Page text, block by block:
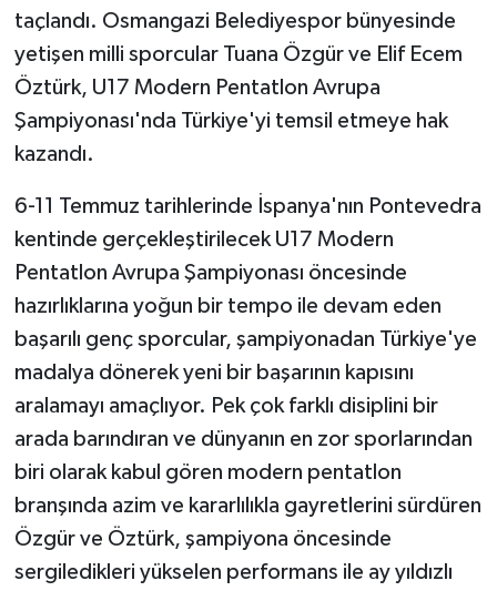
taçlandı. Osmangazi Belediyespor bünyesinde
yetişen milli sporcular Tuana Özgür ve Elif Ecem
Öztürk, U17 Modern Pentatlon Avrupa
Şampiyonası'nda Türkiye'yi temsil etmeye hak
kazandı.
6-11 Temmuz tarihlerinde İspanya'nın Pontevedra
kentinde gerçekleştirilecek U17 Modern
Pentatlon Avrupa Şampiyonası öncesinde
hazırlıklarına yoğun bir tempo ile devam eden
başarılı genç sporcular, şampiyonadan Türkiye'ye
madalya dönerek yeni bir başarının kapısını
aralamayı amaçlıyor. Pek çok farklı disiplini bir
arada barındıran ve dünyanın en zor sporlarından
biri olarak kabul gören modern pentatlon
branşında azim ve kararlılıkla gayretlerini sürdüren
Özgür ve Öztürk, şampiyona öncesinde
sergiledikleri yükselen performans ile ay yıldızlı